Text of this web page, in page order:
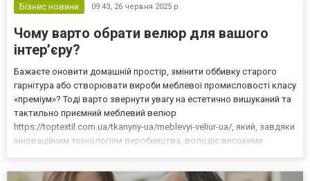
Бізнес новини 09:43, 26 червня 2025 р.
Чому варто обрати велюр для вашого
інтер’єру?
Бажаєте оновити домашній простір, змінити оббивку старого
гарнітура або створювати вироби меблевої промисловості класу
«преміум»? Тоді варто звернути увагу на естетично вишуканий та
тактильно приємний меблевий велюр
https://toptextil.com.ua/tkanyny-ua/meblevyi-veliur-ua/, який, завдяки
інноваційним технологіям виробництва, володіє високими